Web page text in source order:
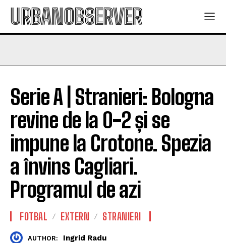
URBANOBSERVER
Serie A | Stranieri: Bologna
revine de la 0-2 și se
impune la Crotone. Spezia
a învins Cagliari.
Programul de azi
FOTBAL EXTERN STRANIERI
AUTHOR: Ingrid Radu